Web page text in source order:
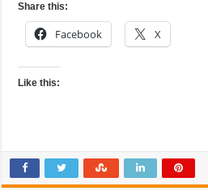
Share this:
Facebook X
Like this: